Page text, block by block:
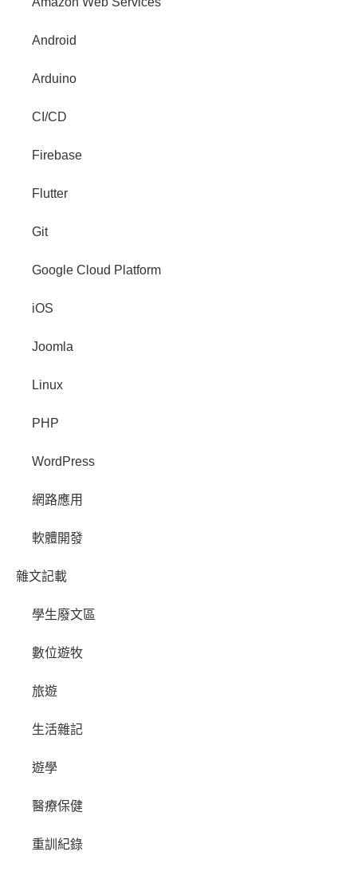
Android
Arduino
CI/CD
Firebase
Flutter
Git
Google Cloud Platform
iOS
Joomla
Linux
PHP
WordPress
網路應用
軟體開發
雜文記載
學生廢文區
數位遊牧
旅遊
生活雜記
遊學
醫療保健
重訓紀錄